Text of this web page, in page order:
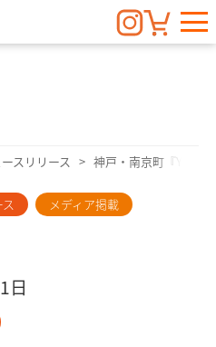
スリリース 神戸・南京町『
メディア掲載
日